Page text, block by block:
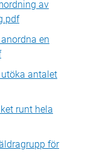
av
en
antalet
runt hela
för